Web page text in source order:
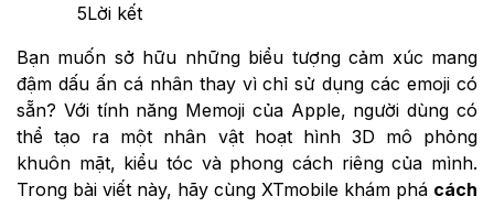
5Lời kết
Bạn muốn sở hữu những biểu tượng cảm xúc mang
đậm dấu ấn cá nhân thay vì chỉ sử dụng các emoji có
sẵn? Với tính năng Memoji của Apple, người dùng có
thể tạo ra một nhân vật hoạt hình 3D mô phỏng
khuôn mặt, kiểu tóc và phong cách riêng của mình.
Trong bài viết này, hãy cùng XTmobile khám phá cách